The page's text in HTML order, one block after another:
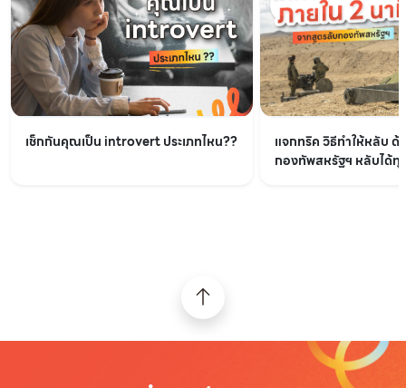
เช็กกันคุณเป็น introvert ประเภทไหน??
แจกทริค วิธีทำให้หลับ
กองทัพสหรัฐฯ หลับได้ทุ